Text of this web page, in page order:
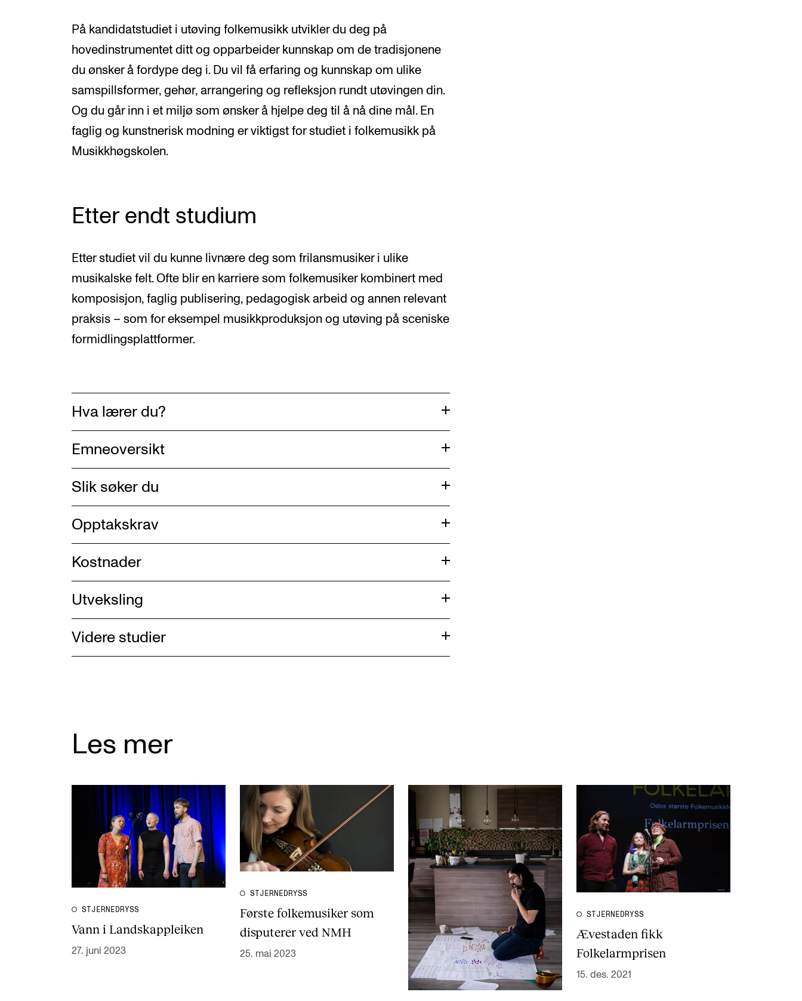
På kandidatstudiet i utøving folkemusikk utvikler du deg på
hovedinstrumentet ditt og opparbeider kunnskap om de tradisjonene
du ønsker å fordype deg i. Du vil få erfaring og kunnskap om ulike
samspillsformer, gehør, arrangering og refleksjon rundt utøvingen din.
Og du går inn i et miljø som ønsker å hjelpe deg til å nå dine mål. En
faglig og kunstnerisk modning er viktigst for studiet i folkemusikk på
Musikkhøgskolen.
Etter endt studium
Etter studiet vil du kunne livnære deg som frilansmusiker i ulike
musikalske felt. Ofte blir en karriere som folkemusiker kombinert med
komposisjon, faglig publisering, pedagogisk arbeid og annen relevant
praksis – som for eksempel musikkproduksjon og utøving på sceniske
formidlingsplattformer.
Hva lærer du?
Emneoversikt
Slik søker du
Opptakskrav
Kostnader
Utveksling
Videre studier
Les mer
STJERNEDRYSS
Vann i Landskappleiken
27. juni 2023
STJERNEDRYSS
Første folkemusiker som
disputerer ved NMH
25. mai 2023
STJERNEDRYSS
Ævestaden fikk
Folkelarmprisen
15. des. 2021